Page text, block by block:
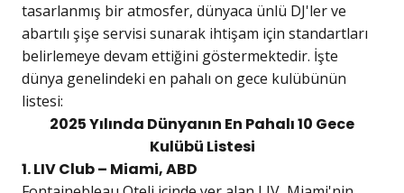
tasarlanmış bir atmosfer, dünyaca ünlü DJ'ler ve
abartılı şişe servisi sunarak ihtişam için standartları
belirlemeye devam ettiğini göstermektedir. İşte
dünya genelindeki en pahalı on gece kulübünün
listesi:
2025 Yılında Dünyanın En Pahalı 10 Gece
Kulübü Listesi
1. LIV Club – Miami, ABD